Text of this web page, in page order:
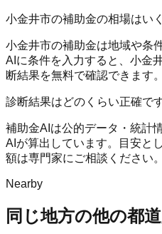
小金井市の補助金の相場はい
小金井市の補助金は地域や条
AIに条件を入力すると、小金
断結果を無料で確認できます。
診断結果はどのくらい正確で
補助金AIは公的データ・統計
AIが算出しています。目安と
額は専門家にご相談ください。
Nearby
同じ地方の他の都